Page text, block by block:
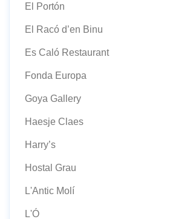
El Portón
El Racó d’en Binu
Es Caló Restaurant
Fonda Europa
Goya Gallery
Haesje Claes
Harry’s
Hostal Grau
L'Antic Molí
L'Ó